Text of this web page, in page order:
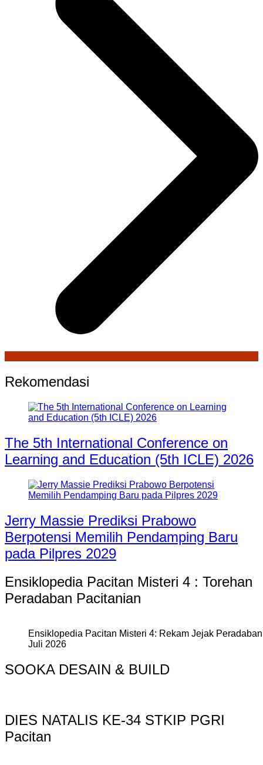
Rekomendasi
The 5th International Conference on
Learning and Education (5th ICLE) 2026
Jerry Massie Prediksi Prabowo
Berpotensi Memilih Pendamping Baru
pada Pilpres 2029
Ensiklopedia Pacitan Misteri 4 : Torehan
Peradaban Pacitanian
Ensiklopedia Pacitan Misteri 4: Rekam Jejak
Juli 2026
SOOKA DESAIN & BUILD
DIES NATALIS KE-34 STKIP PGRI
Pacitan